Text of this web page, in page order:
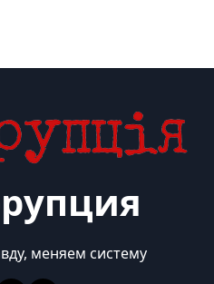
меняем систему